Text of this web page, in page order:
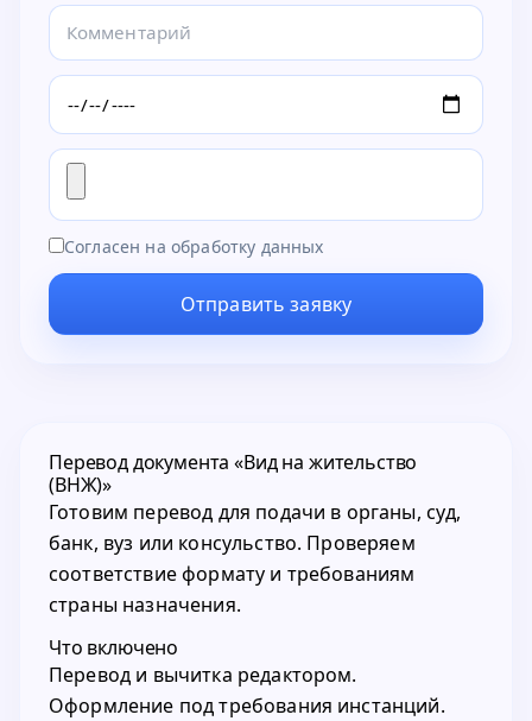
Согласен на обработку данных
Отправить заявку
Перевод документа «Вид на жительство
(ВНЖ)»
Готовим перевод для подачи в органы, суд,
банк, вуз или консульство. Проверяем
соответствие формату и требованиям
страны назначения.
Что включено
Перевод и вычитка редактором.
Оформление под требования инстанций.